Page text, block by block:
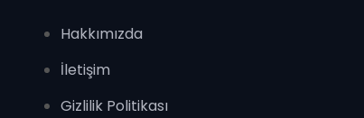
Hakkımızda
İletişim
Gizlilik Politikası